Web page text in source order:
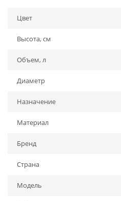
Цвет
Высота, см
Объем, л
Диаметр
Назначение
Материал
Бренд
Страна
Модель